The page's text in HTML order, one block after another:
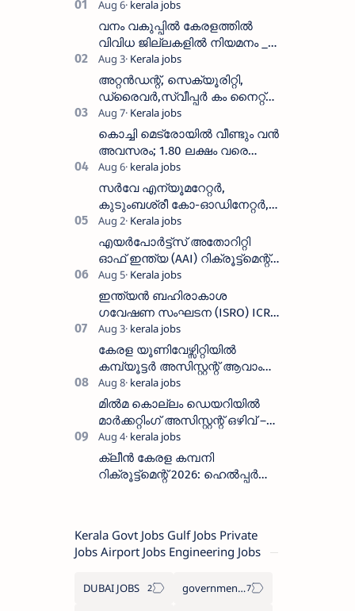
വനം വകുപ്പിൽ കേരളത്തിൽ
വിവിധ ജില്ലകളിൽ നിയമനം _
Forest Department Recruitment |
District-wise Vacancies
അറ്റൻഡന്റ്, സെക്യൂരിറ്റി,
ഡ്രൈവർ,സ്വീപ്പർ കം നൈറ്റ്
വാച്ച്മാൻ തുടങ്ങി നിരവധി
ഒഴിവുകൾ
കൊച്ചി മെട്രോയിൽ വീണ്ടും വൻ
അവസരം; 1.80 ലക്ഷം വരെ
ശമ്പളം വാങ്ങാം, യോഗ്യത
അറിയാം
സർവേ എന്യൂമറേറ്റർ,
കുടുംബശ്രീ കോ-ഓഡിനേറ്റർ,
ആശ വർക്കർ ഒഴിവുകളിൽ
അപേക്ഷിക്കാം
എയർപോർട്ട്സ് അതോറിറ്റി
ഓഫ് ഇന്ത്യ (AAI) റിക്രൂട്ട്മെന്റ്
2026: 800+ ഒഴിവുകൾ,
അപേക്ഷിക്കാനുള്ള അവസാന
തീയതി സെപ്റ്റംബർ 7
ഇന്ത്യൻ ബഹിരാകാശ
ഗവേഷണ സംഘടന (ISRO) ICRB
യിൽ ജോലി അവസരം :ശമ്പളം
25, 500 രൂപ മുതൽ
കേരള യൂണിവേഴ്സിറ്റിയിൽ
കമ്പ്യൂട്ടർ അസിസ്റ്റന്റ് ആവാം
:അവസാന തീയതി: ഓഗസ്റ്റ് 5 ന്
മിൽമ കൊല്ലം ഡെയറിയിൽ
മാർക്കറ്റിംഗ് അസിസ്റ്റന്റ് ഒഴിവ് –
വാക്ക് ഇൻ ഇന്റർവ്യൂ ഓഗസ്റ്റ്
11-ന്
ക്ലീൻ കേരള കമ്പനി
റിക്രൂട്ട്മെന്റ് 2026: ഹെൽപ്പർ
Kerala Govt Jobs Gulf Jobs Private
Jobs Airport Jobs Engineering Jobs
DUBAI JOBS government information